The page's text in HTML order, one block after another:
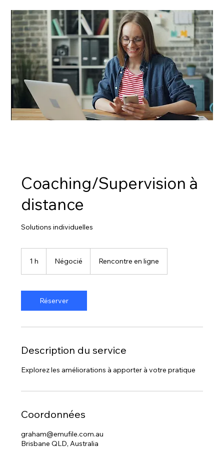
Coaching/Supervision à
distance
Solutions individuelles
1 h Négocié Rencontre en ligne
Réserver
Description du service
Explorez les améliorations à apporter à votre pratique
Coordonnées
graham@emufile.com.au
Brisbane QLD, Australia